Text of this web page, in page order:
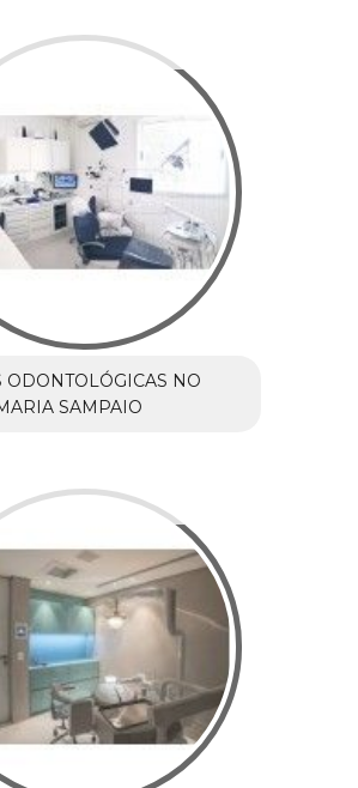
ODONTOLÓGICAS NO
SAMPAIO